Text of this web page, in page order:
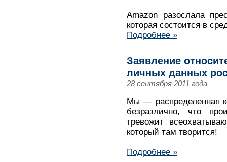
Amazon разослала
которая состоится в
Подробнее »
Заявление
личных данных
28 сентября 2011 года
Мы ― распределенная
безразлично, что
тревожит
который там творится!
Подробнее »